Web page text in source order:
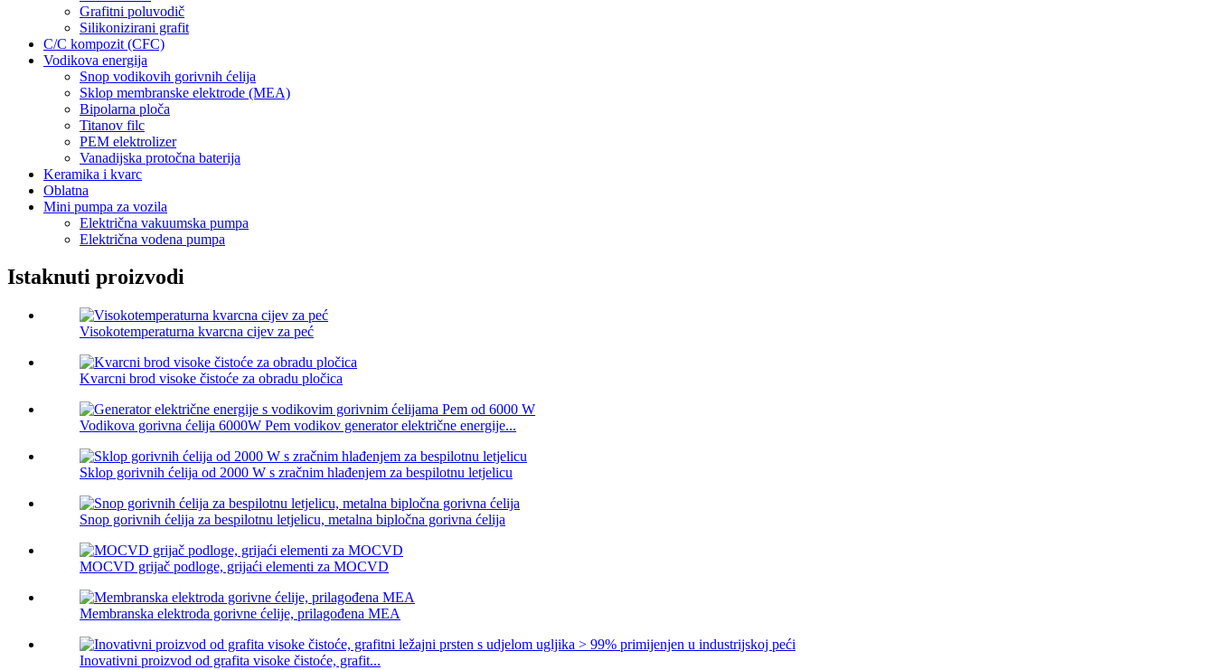
Grafitni poluvodič
Silikonizirani grafit
C/C kompozit (CFC)
Vodikova energija
Snop vodikovih gorivnih ćelija
Sklop membranske elektrode (MEA)
Bipolarna ploča
Titanov filc
PEM elektrolizer
Vanadijska protočna baterija
Keramika i kvarc
Oblatna
Mini pumpa za vozila
Električna vakuumska pumpa
Električna vodena pumpa
Istaknuti proizvodi
Visokotemperaturna kvarcna cijev za peć
Kvarcni brod visoke čistoće za obradu pločica
Vodikova gorivna ćelija 6000W Pem vodikov generator električne energije...
Sklop gorivnih ćelija od 2000 W s zračnim hlađenjem za bespilotnu letjelicu
Snop gorivnih ćelija za bespilotnu letjelicu, metalna bipločna gorivna ćelija
MOCVD grijač podloge, grijaći elementi za MOCVD
Membranska elektroda gorivne ćelije, prilagođena MEA
Inovativni proizvod od grafita visoke čistoće, grafit...